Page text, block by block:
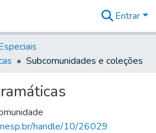
&
Coleções
Tudo na
Digital
Estatísticas
Entrar
Subcomunidades e coleções
handle/10/26029